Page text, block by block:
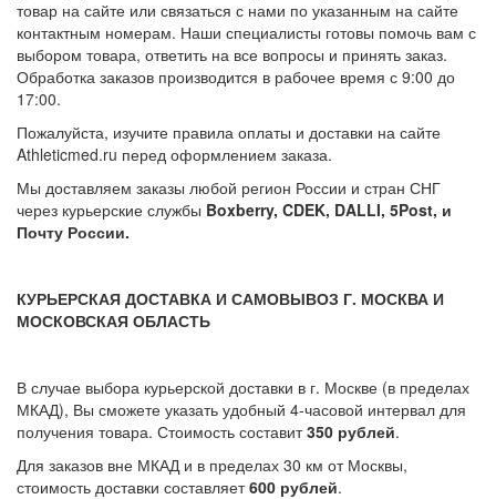
товар на сайте или связаться с нами по указанным на сайте
контактным номерам. Наши специалисты готовы помочь вам с
выбором товара, ответить на все вопросы и принять заказ.
Обработка заказов производится в рабочее время с 9:00 до
17:00.
Пожалуйста, изучите правила оплаты и доставки на сайте
Athleticmed.ru перед оформлением заказа.
Мы доставляем заказы любой регион России и стран СНГ
через курьерские службы Boxberry, CDEK, DALLI, 5Post, и
Почту России.
КУРЬЕРСКАЯ ДОСТАВКА И САМОВЫВОЗ Г. МОСКВА И
МОСКОВСКАЯ ОБЛАСТЬ
В случае выбора курьерской доставки в г. Москве (в пределах
МКАД), Вы сможете указать удобный 4-часовой интервал для
получения товара. Стоимость составит350 рублей.
Для заказов вне МКАД и в пределах 30 км от Москвы,
стоимость доставки составляет600 рублей.